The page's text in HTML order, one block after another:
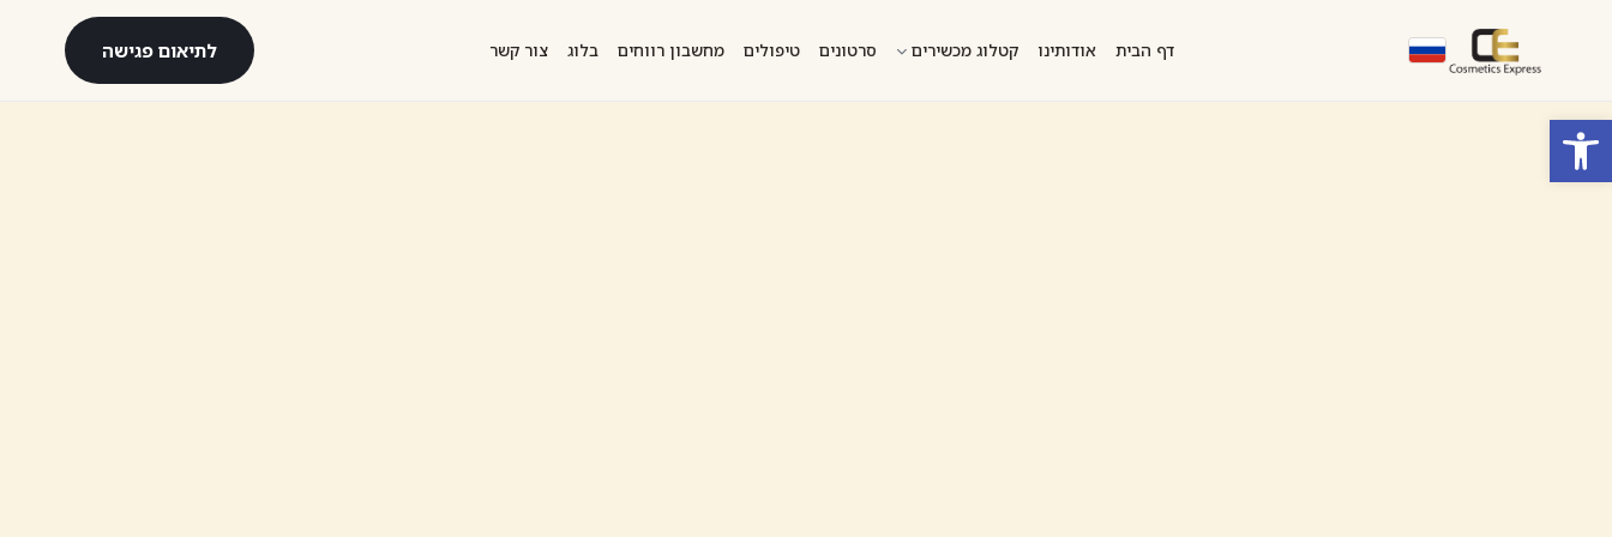
פתח סרגל נגישות
דף הבית אודותינו קטלוג מכשירים סרטונים טיפולים מחשבון רווחים בלוג צור קשר לתיאום פגישה